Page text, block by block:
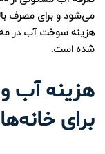
شده است.
هزینه آب
برای